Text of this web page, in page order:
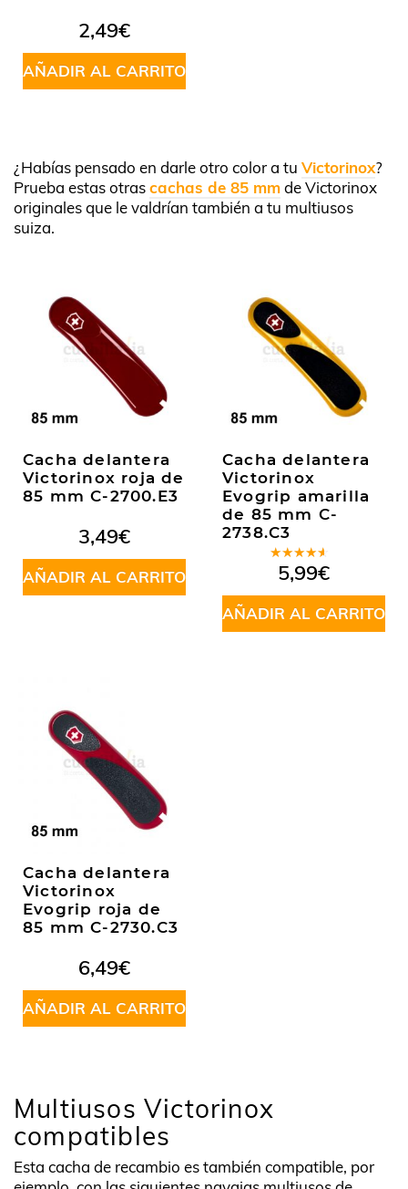
2,49€
AÑADIR AL CARRITO
¿Habías pensado en darle otro color a tu Victorinox?
Prueba estas otrascachas de 85 mmde Victorinox
originales que le valdrían también a tu multiusos
suiza.
Cacha delantera
Victorinox roja de
85 mm C-2700.E3
3,49€
AÑADIR AL CARRITO
Cacha delantera
Victorinox
Evogrip amarilla
de 85 mm C-
2738.C3
Valorado
en4.00
de 5
5,99€
AÑADIR AL CARRITO
Cacha delantera
Victorinox
Evogrip roja de
85 mm C-2730.C3
6,49€
AÑADIR AL CARRITO
Multiusos Victorinox
compatibles
Esta cacha de recambio es también compatible, por